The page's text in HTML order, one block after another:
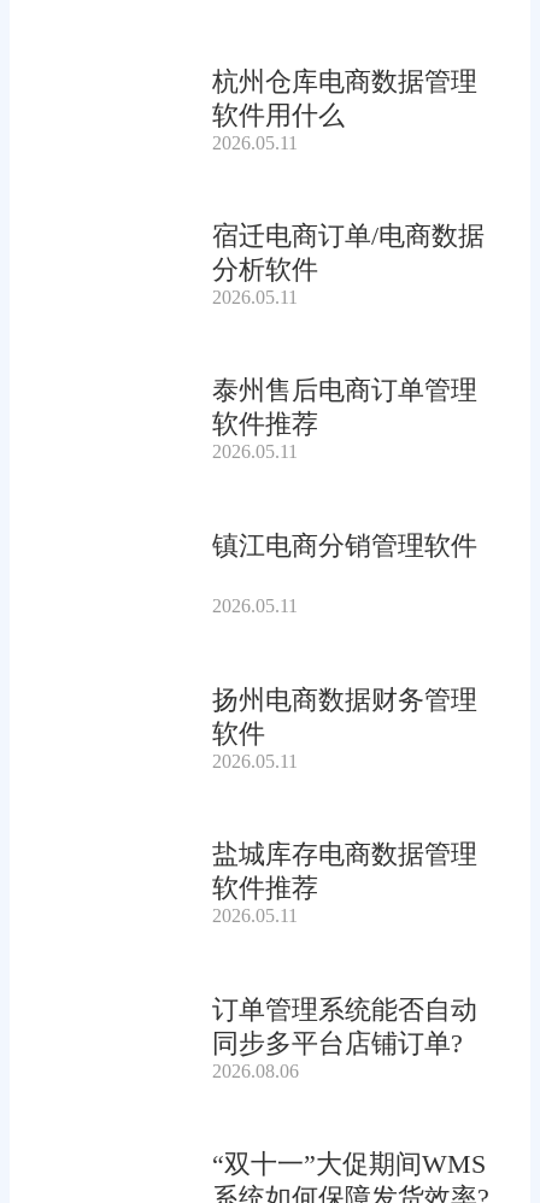
杭州仓库电商数据管理
软件用什么
2026.05.11
宿迁电商订单/电商数据
分析软件
2026.05.11
泰州售后电商订单管理
软件推荐
2026.05.11
镇江电商分销管理软件
2026.05.11
扬州电商数据财务管理
软件
2026.05.11
盐城库存电商数据管理
软件推荐
2026.05.11
订单管理系统能否自动
同步多平台店铺订单?
2026.08.06
“双十一”大促期间WMS